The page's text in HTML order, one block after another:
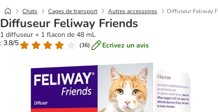
Chats Cages de transport Autres accessoires Diffuseur Feliway
Diffuseur Feliway Friends
1 diffuseur + 1 flacon de 48 mL
: 3.8/5
(36) Ecrivez un avis